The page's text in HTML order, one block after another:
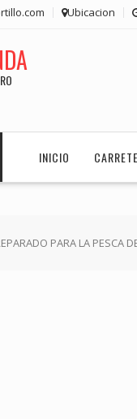
Ubicacion
INICIO
PARA LA PESCA